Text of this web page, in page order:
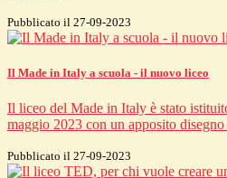
Pubblicato il 27-09-2023
Il Made in Italy a scuola - il nuovo liceo
Il liceo del Made in Italy è stato
maggio 2023 con un apposito
Pubblicato il 27-09-2023